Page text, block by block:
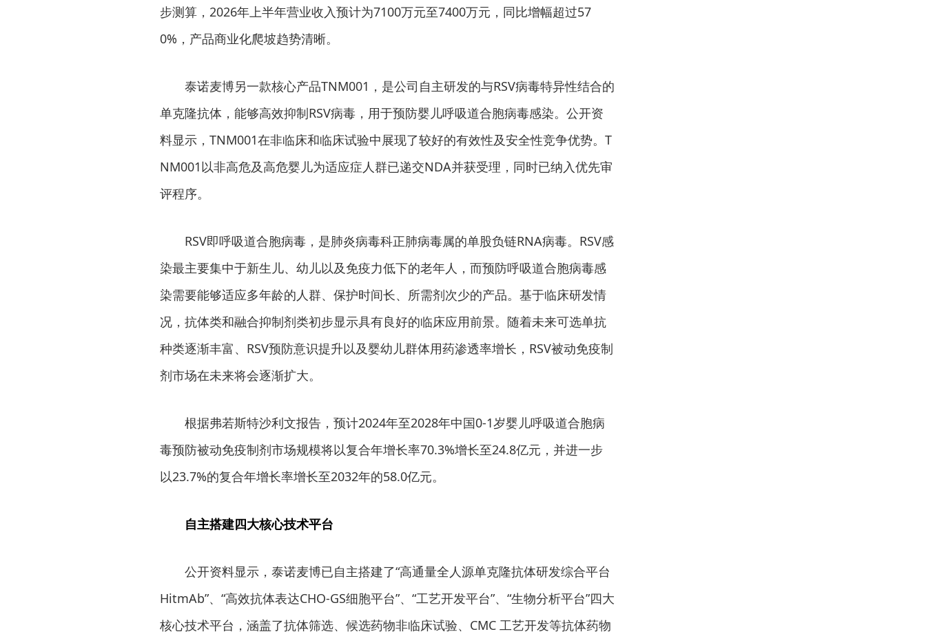
步测算，2026年上半年营业收入预计为7100万元至7400万元，同比增幅超过57
0%，产品商业化爬坡趋势清晰。
泰诺麦博另一款核心产品TNM001，是公司自主研发的与RSV病毒特异性结合的
单克隆抗体，能够高效抑制RSV病毒，用于预防婴儿呼吸道合胞病毒感染。公开资
料显示，TNM001在非临床和临床试验中展现了较好的有效性及安全性竞争优势。T
NM001以非高危及高危婴儿为适应症人群已递交NDA并获受理，同时已纳入优先审
评程序。
RSV即呼吸道合胞病毒，是肺炎病毒科正肺病毒属的单股负链RNA病毒。RSV感
染最主要集中于新生儿、幼儿以及免疫力低下的老年人，而预防呼吸道合胞病毒感
染需要能够适应多年龄的人群、保护时间长、所需剂次少的产品。基于临床研发情
况，抗体类和融合抑制剂类初步显示具有良好的临床应用前景。随着未来可选单抗
种类逐渐丰富、RSV预防意识提升以及婴幼儿群体用药渗透率增长，RSV被动免疫制
剂市场在未来将会逐渐扩大。
根据弗若斯特沙利文报告，预计2024年至2028年中国0-1岁婴儿呼吸道合胞病
毒预防被动免疫制剂市场规模将以复合年增长率70.3%增长至24.8亿元，并进一步
以23.7%的复合年增长率增长至2032年的58.0亿元。
自主搭建四大核心技术平台
公开资料显示，泰诺麦博已自主搭建了“高通量全人源单克隆抗体研发综合平台
HitmAb”、“高效抗体表达CHO-GS细胞平台”、“工艺开发平台”、“生物分析平台”四大
核心技术平台，涵盖了抗体筛选、候选药物非临床试验、CMC 工艺开发等抗体药物